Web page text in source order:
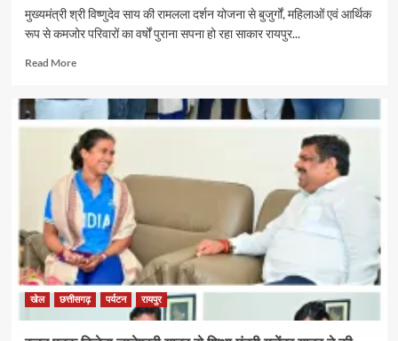
मुख्यमंत्री श्री विष्णुदेव साय की रामलला दर्शन योजना से बुजुर्गों, महिलाओं एवं आर्थिक
रूप से कमजोर परिवारों का वर्षों पुराना सपना हो रहा साकार रायपुर...
Read MoreRead
पर्यटन
एवं
संस्कृति
मंत्री
श्री
राजेश
अग्रवाल
की
पहल
से
सरगुजा
संभाग
खेल छत्तीसगढ़ पर्यटन रायपुर